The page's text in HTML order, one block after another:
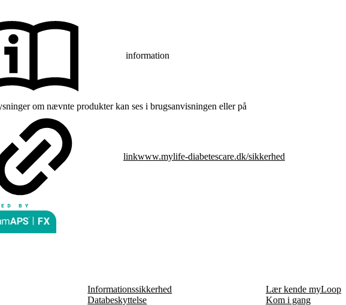
information
om nævnte produkter kan ses i brugsanvisningen eller på
linkwww.mylife-diabetescare.dk/sikkerhed
Informationssikkerhed
Databeskyttelse
Lær kende myLoop
Kom i gang